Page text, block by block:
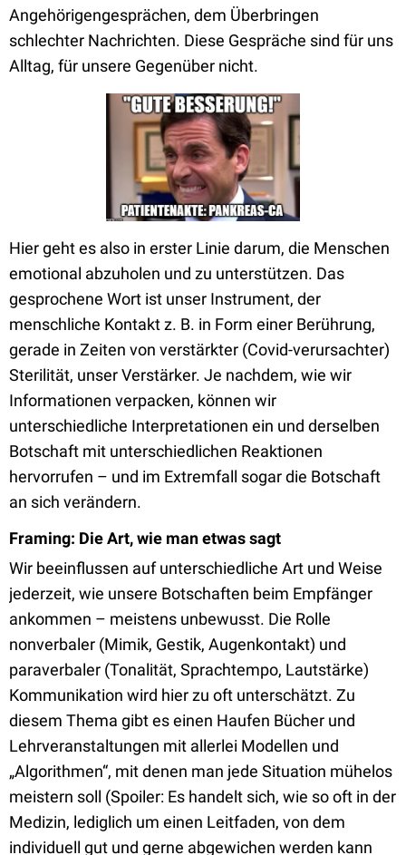
Angehörigengesprächen, dem Überbringen
schlechter Nachrichten. Diese Gespräche sind für uns
Alltag, für unsere Gegenüber nicht.
Hier geht es also in erster Linie darum, die Menschen
emotional abzuholen und zu unterstützen. Das
gesprochene Wort ist unser Instrument, der
menschliche Kontakt z. B. in Form einer Berührung,
gerade in Zeiten von verstärkter (Covid-verursachter)
Sterilität, unser Verstärker. Je nachdem, wie wir
Informationen verpacken, können wir
unterschiedliche Interpretationen ein und derselben
Botschaft mit unterschiedlichen Reaktionen
hervorrufen – und im Extremfall sogar die Botschaft
an sich verändern.
Framing: Die Art, wie man etwas sagt
Wir beeinflussen auf unterschiedliche Art und Weise
jederzeit, wie unsere Botschaften beim Empfänger
ankommen – meistens unbewusst. Die Rolle
nonverbaler (Mimik, Gestik, Augenkontakt) und
paraverbaler (Tonalität, Sprachtempo, Lautstärke)
Kommunikation wird hier zu oft unterschätzt. Zu
diesem Thema gibt es einen Haufen Bücher und
Lehrveranstaltungen mit allerlei Modellen und
„Algorithmen“, mit denen man jede Situation mühelos
meistern soll (Spoiler: Es handelt sich, wie so oft in der
Medizin, lediglich um einen Leitfaden, von dem
individuell gut und gerne abgewichen werden kann